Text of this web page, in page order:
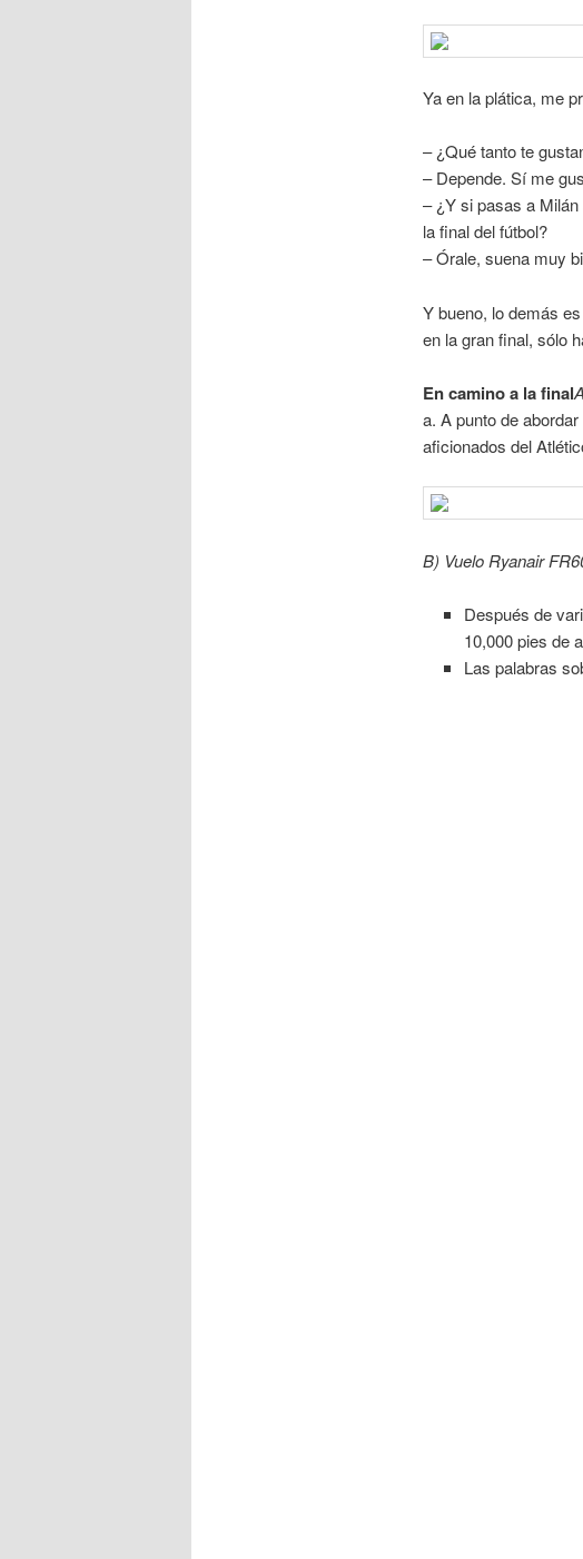
Ya en la plática, me
– ¿Qué tanto te
– Depende. Sí me
– ¿Y si pasas a
la final del fútbol?
– Órale, suena muy
Y bueno, lo demás
en la gran final, sólo
En camino a la final
a. A punto de
aficionados del
B) Vuelo Ryanair
Después de
10,000 pies de
Las palabras